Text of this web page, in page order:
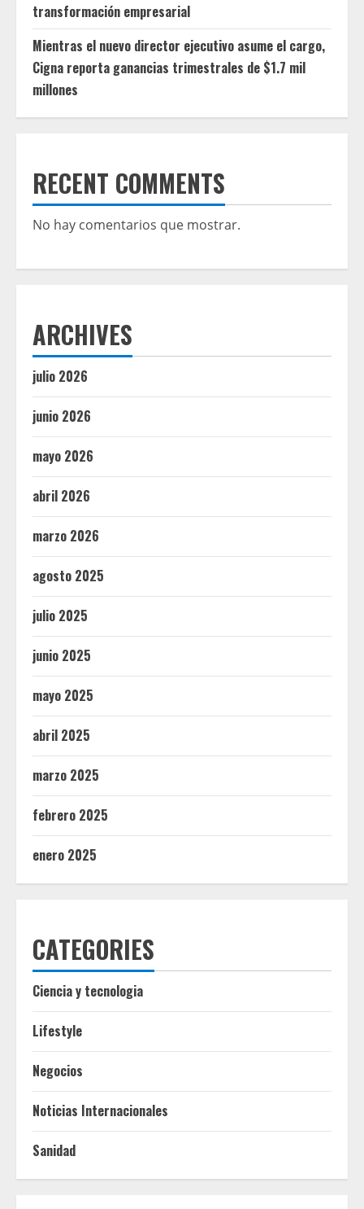
transformación empresarial
Mientras el nuevo director ejecutivo asume el cargo,
Cigna reporta ganancias trimestrales de $1.7 mil
millones
RECENT COMMENTS
No hay comentarios que mostrar.
ARCHIVES
julio 2026
junio 2026
mayo 2026
abril 2026
marzo 2026
agosto 2025
julio 2025
junio 2025
mayo 2025
abril 2025
marzo 2025
febrero 2025
enero 2025
CATEGORIES
Ciencia y tecnologia
Lifestyle
Negocios
Noticias Internacionales
Sanidad